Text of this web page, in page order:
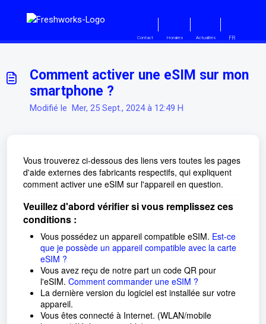
Contact Horaires Actualités FR
Comment activer une eSIM sur mon
smartphone ?
Modifié le Mer, 25 Sept., 2024 à 12:49 H
Vous trouverez ci-dessous des liens vers toutes les pages
d'aide externes des fabricants respectifs, qui expliquent
comment activer une eSIM sur l'appareil en question.
Veuillez d'abord vérifier si vous remplissez ces
conditions :
Vous possédez un appareil compatible eSIM. Est-ce
que je possède un appareil compatible avec la carte
eSIM ?
Vous avez reçu de notre part un code QR pour
l'eSIM.Comment commander une eSIM ?
La dernière version du logiciel est installée sur votre
appareil.
Vous êtes connecté à Internet. (WLAN/mobile